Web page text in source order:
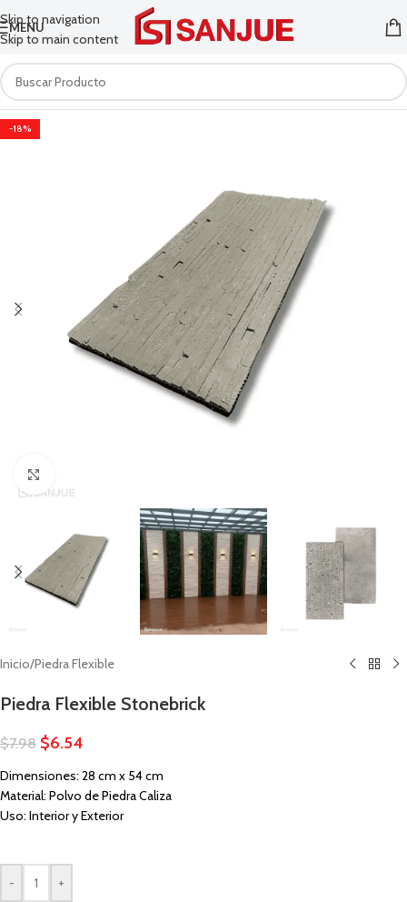
Skip to navigation
Skip to main content
MENU
-18%
Inicio/Piedra Flexible
Piedra Flexible Stonebrick
$7.98 $6.54
Dimensiones: 28 cm x 54 cm
Material: Polvo de Piedra Caliza
Uso: Interior y Exterior
- +